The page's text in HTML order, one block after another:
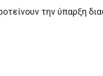
την ύπαρξη